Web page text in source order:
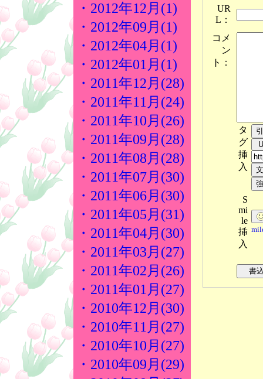
・2012年12月(1)
・2012年09月(1)
・2012年04月(1)
・2012年01月(1)
・2011年12月(28)
・2011年11月(24)
・2011年10月(26)
・2011年09月(28)
・2011年08月(28)
・2011年07月(30)
・2011年06月(30)
・2011年05月(31)
・2011年04月(30)
・2011年03月(27)
・2011年02月(26)
・2011年01月(27)
・2010年12月(30)
・2010年11月(27)
・2010年10月(27)
・2010年09月(29)
UR
L：
コメ
ン
ト：
タ
グ
挿
入
S
mi
le
挿
入